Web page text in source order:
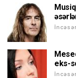
eks-